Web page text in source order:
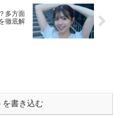
多方面
徹底解
を書き込む